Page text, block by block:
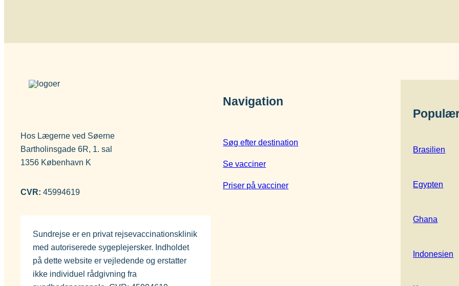
Hos Lægerne ved Søerne
Bartholinsgade 6R, 1. sal
1356 København K
CVR: 45994619
Sundrejse er en privat rejsevaccinationsklinik
med autoriserede sygeplejersker. Indholdet
på dette website er vejledende og erstatter
ikke individuel rådgivning fra
Navigation
Søg efter destination
Se vacciner
Priser på vacciner
Brasilien
Egypten
Ghana
Indonesien